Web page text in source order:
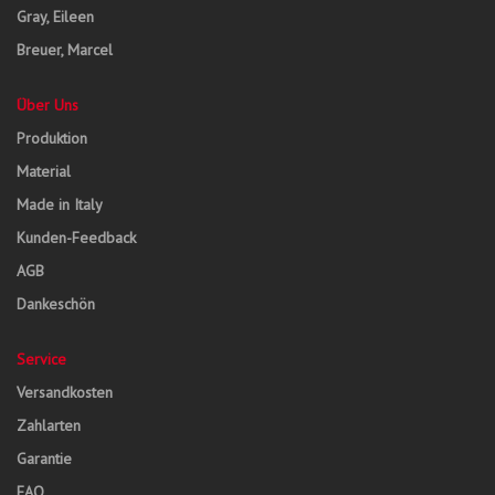
Gray, Eileen
Breuer, Marcel
Über Uns
Produktion
Material
Made in Italy
Kunden-Feedback
AGB
Dankeschön
Service
Versandkosten
Zahlarten
Garantie